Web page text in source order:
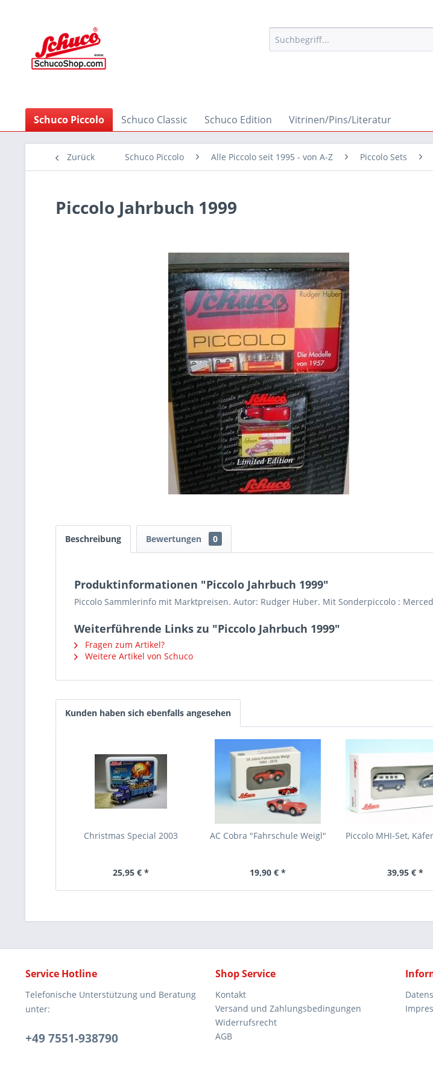
Schuco Piccolo Schuco Classic Schuco Edition Vitrinen/Pins/Literatur
Zurück Schuco Piccolo Alle Piccolo seit 1995 - von A-Z Piccolo Sets
Piccolo Jahrbuch 1999
Beschreibung Bewertungen 0
Produktinformationen "Piccolo Jahrbuch 1999"
Piccolo Sammlerinfo mit Marktpreisen. Autor: Rudger Huber. Mit Sonderpiccolo :
Weiterführende Links zu "Piccolo Jahrbuch 1999"
Fragen zum Artikel?
Weitere Artikel von Schuco
Kunden haben sich ebenfalls angesehen
Christmas Special 2003
25,95 € *
AC Cobra "Fahrschule Weigl"
19,90 € *
Piccolo MHI-Set,
39,95 € *
Service Hotline
Telefonische Unterstützung und Beratung
unter:
+49 7551-938790
Shop Service
Kontakt
Versand und Zahlungsbedingungen
Widerrufsrecht
AGB